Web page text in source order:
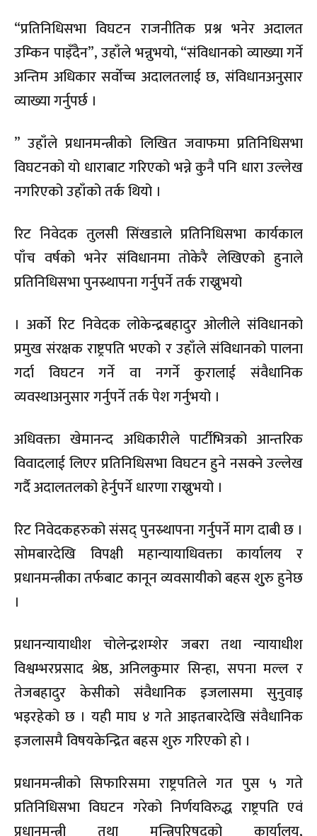
“प्रतिनिधिसभा विघटन राजनीतिक प्रश्न भनेर अदालत
उम्किन पाइँदैन”, उहाँले भन्नुभयो, “संविधानको व्याख्या गर्ने
अन्तिम अधिकार सर्वोच्च अदालतलाई छ, संविधानअनुसार
व्याख्या गर्नुपर्छ ।
” उहाँले प्रधानमन्त्रीको लिखित जवाफमा प्रतिनिधिसभा
विघटनको यो धाराबाट गरिएको भन्ने कुनै पनि धारा उल्लेख
नगरिएको उहाँको तर्क थियो ।
रिट निवेदक तुलसी सिंखडाले प्रतिनिधिसभा कार्यकाल
पाँच वर्षको भनेर संविधानमा तोकेरै लेखिएको हुनाले
प्रतिनिधिसभा पुनस्र्थापना गर्नुपर्ने तर्क राख्नुभयो
। अर्को रिट निवेदक लोकेन्द्रबहादुर ओलीले संविधानको
प्रमुख संरक्षक राष्ट्रपति भएको र उहाँले संविधानको पालना
गर्दा विघटन गर्ने वा नगर्ने कुरालाई संवैधानिक
व्यवस्थाअनुसार गर्नुपर्ने तर्क पेश गर्नुभयो ।
अधिवक्ता खेमानन्द अधिकारीले पार्टीभित्रको आन्तरिक
विवादलाई लिएर प्रतिनिधिसभा विघटन हुने नसक्ने उल्लेख
गर्दै अदालतलको हेर्नुपर्ने धारणा राख्नुभयो ।
रिट निवेदकहरुको संसद् पुनस्र्थापना गर्नुपर्ने माग दाबी छ ।
सोमबारदेखि विपक्षी महान्यायाधिवक्ता कार्यालय र
प्रधानमन्त्रीका तर्फबाट कानून व्यवसायीको बहस शुुरु हुनेछ
।
प्रधानन्यायाधीश चोलेन्द्रशम्शेर जबरा तथा न्यायाधीश
विश्वम्भरप्रसाद श्रेष्ठ, अनिलकुमार सिन्हा, सपना मल्ल र
तेजबहादुर केसीको संवैधानिक इजलासमा सुनुवाइ
भइरहेको छ । यही माघ ४ गते आइतबारदेखि संवैधानिक
इजलासमै विषयकेन्द्रित बहस शुरु गरिएको हो ।
प्रधानमन्त्रीको सिफारिसमा राष्ट्रपतिले गत पुस ५ गते
प्रतिनिधिसभा विघटन गरेको निर्णयविरुद्ध राष्ट्रपति एवं